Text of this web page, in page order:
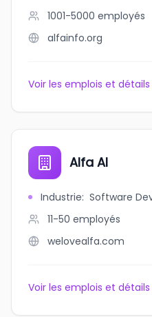
1001-5000 employés
alfainfo.org
Voir les emplois et détails
Alfa AI
Industrie: Software
11-50 employés
welovealfa.com
Voir les emplois et détails